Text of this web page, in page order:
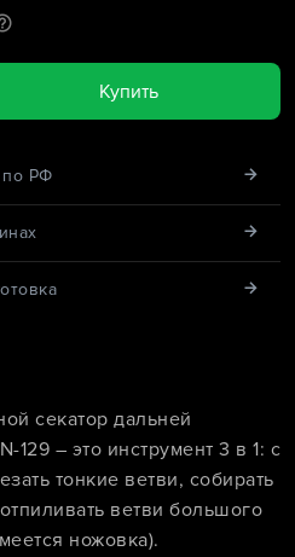
Купить
по РФ
секатор дальней
129 – это инструмент 3 в 1: с
тонкие ветви, собирать
ветви большого
ножовка).